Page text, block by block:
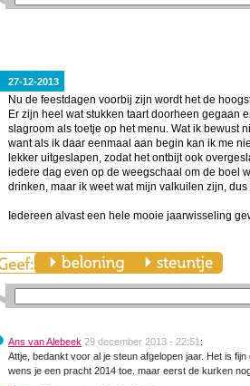
27-12-2013
Nu de feestdagen voorbij zijn wordt het de
Er zijn heel wat stukken taart doorheen gegaan
slagroom als toetje op het menu. Wat ik bewust
want als ik daar eenmaal aan begin kan ik me
lekker uitgeslapen, zodat het ontbijt ook
iedere dag even op de weegschaal om de boel
drinken, maar ik weet wat mijn valkuilen zijn,
Iedereen alvast een hele mooie jaarwisseling
Ans van Alebeek 29 december 2013 - 22:51 :
Attje, bedankt voor al je steun afgelopen jaar. Het is
wens je een pracht 2014 toe. maar eerst de kurken